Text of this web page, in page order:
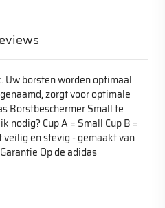
Uw borsten worden optimaal
zorgt voor optimale
Borstbeschermer Small te
nodig? Cup A = Small Cup B =
veilig en stevig - gemaakt van
Op de adidas